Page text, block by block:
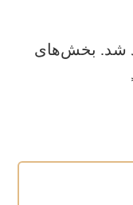
شد. بخش‌های